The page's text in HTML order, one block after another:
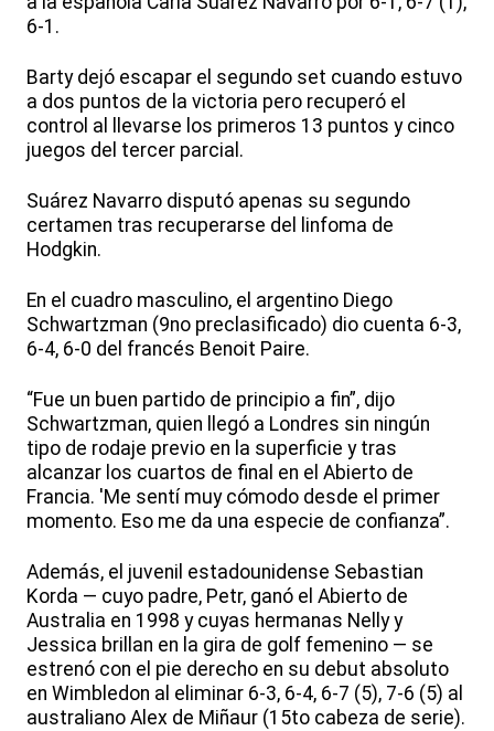
6-1.
Barty dejó escapar el segundo set cuando estuvo
a dos puntos de la victoria pero recuperó el
control al llevarse los primeros 13 puntos y cinco
juegos del tercer parcial.
Suárez Navarro disputó apenas su segundo
certamen tras recuperarse del linfoma de
Hodgkin.
En el cuadro masculino, el argentino Diego
Schwartzman (9no preclasificado) dio cuenta 6-3,
6-4, 6-0 del francés Benoit Paire.
“Fue un buen partido de principio a fin”, dijo
Schwartzman, quien llegó a Londres sin ningún
tipo de rodaje previo en la superficie y tras
alcanzar los cuartos de final en el Abierto de
Francia. 'Me sentí muy cómodo desde el primer
momento. Eso me da una especie de confianza”.
Además, el juvenil estadounidense Sebastian
Korda — cuyo padre, Petr, ganó el Abierto de
Australia en 1998 y cuyas hermanas Nelly y
Jessica brillan en la gira de golf femenino — se
estrenó con el pie derecho en su debut absoluto
en Wimbledon al eliminar 6-3, 6-4, 6-7 (5), 7-6 (5) al
australiano Alex de Miñaur (15to cabeza de serie).